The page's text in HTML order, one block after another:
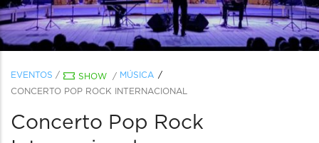
EVENTOS / SHOW / MÚSICA
CONCERTO POP ROCK INTERNACIONAL
Concerto Pop Rock